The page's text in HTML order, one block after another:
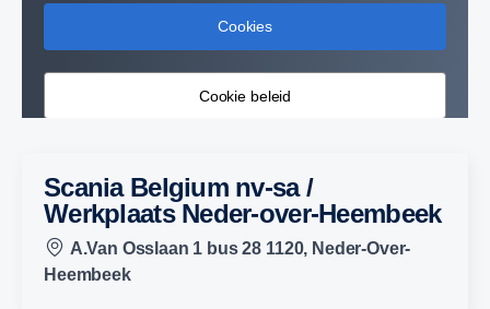
Cookies
Cookie beleid
Scania Belgium nv-sa /
Werkplaats Neder-over-Heembeek
A.Van Osslaan 1 bus 28 1120, Neder-Over-
Heembeek